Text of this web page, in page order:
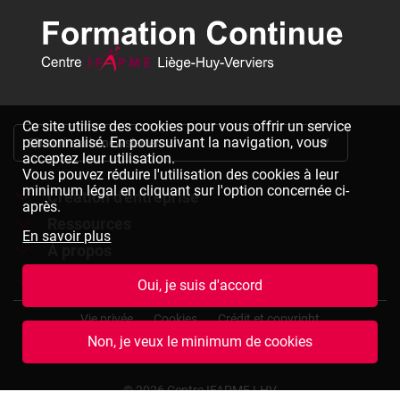
Ce site utilise des cookies pour vous offrir un service
personnalisé. En poursuivant la navigation, vous
acceptez leur utilisation.
Vous pouvez réduire l'utilisation des cookies à leur
minimum légal en cliquant sur l'option concernée ci-
après.
En savoir plus
Oui, je suis d'accord
Non, je veux le minimum de cookies
S'inscrire à la newsletter
Création d'entreprise
Formations à la création d'entreprise
Chèques formation à la création d'entreprise
Bulletin d'inscription à télécharger
À propos
Le centre IFAPME Liège-Huy-Verviers
Nos missions et valeurs
Devenir formateur
Rejoindre notre équipe
Consulter des offres d'emplois
Pied
(termes
Vie privée Cookies Crédit et copyright
© 2026 Centre IFAPME LHV